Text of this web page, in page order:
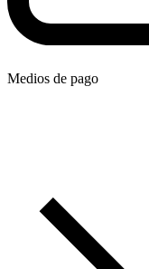
Medios de pago